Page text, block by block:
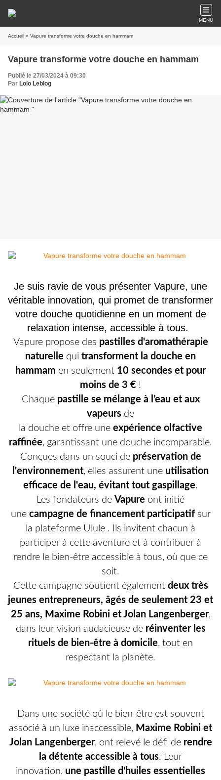
MENU
Accueil » Vapure transforme votre douche en hammam
Vapure transforme votre douche en hammam
Publié le 27/03/2024 à 09:30
Par Lolo Leblog
Je suis ravie de vous présenter Vapure, une
véritable innovation, qui promet de transformer
votre douche quotidienne en un moment de
relaxation intense, accessible à tous.
Vapure propose des pastilles d'aromathérapie
naturelle qui transforment la douche en
hammam en seulement 10 secondes et pour
moins de 3 € !
Chaque pastille se mélange à l’eau et aux
vapeurs de
la douche et offre une expérience olfactive
raffinée, garantissant une douche incomparable.
Conçues dans un souci de préservation de
l'environnement, elles assurent une utilisation
efficace de l'eau, évitant tout gaspillage.
Les fondateurs de Vapure ont initié
une campagne de financement participatif sur
la plateforme Ulule . Ils invitent chacun à
participer à cette aventure et à contribuer à
rendre le bien-être accessible à tous, où que ce
soit.
Cette campagne soutient également deux très
jeunes entrepreneurs, âgés de seulement 23 et
25 ans, Maxime Robini et Jolan Langenberger,
dans leur vision audacieuse de réinventer les
rituels de bien-être à domicile, tout en
respectant la planète.
Dans une société où le bien-être est souvent
associé à un luxe inaccessible, Maxime Robini et
Jolan Langenberger, ont relevé le défi de rendre
la détente accessible à tous. Leur
innovation, une pastille d'huiles essentielles